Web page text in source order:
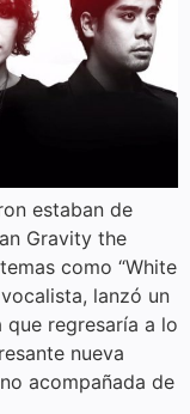
estaban de
Gravity the
como “White
lanzó un
regresaría a lo
nueva
acompañada de